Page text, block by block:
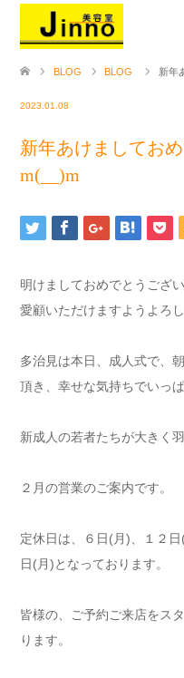
BLOG BLOG 新年
2023.01.08
新年あけましてお
m(__)m
明けましておめでとうござ
愛顧いただけますようよろ
多治見は本日、成人式で、
頂き、幸せな気持ちでいっ
新成人の若者たちが大きく
２月の営業のご案内です。
定休日は、６日(月)、１２
日(月)となっております。
皆様の、ご予約ご来店をス
ります。